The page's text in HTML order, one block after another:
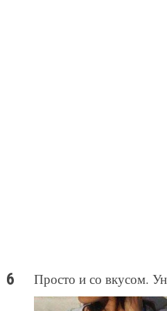
Просто и со вкусом.